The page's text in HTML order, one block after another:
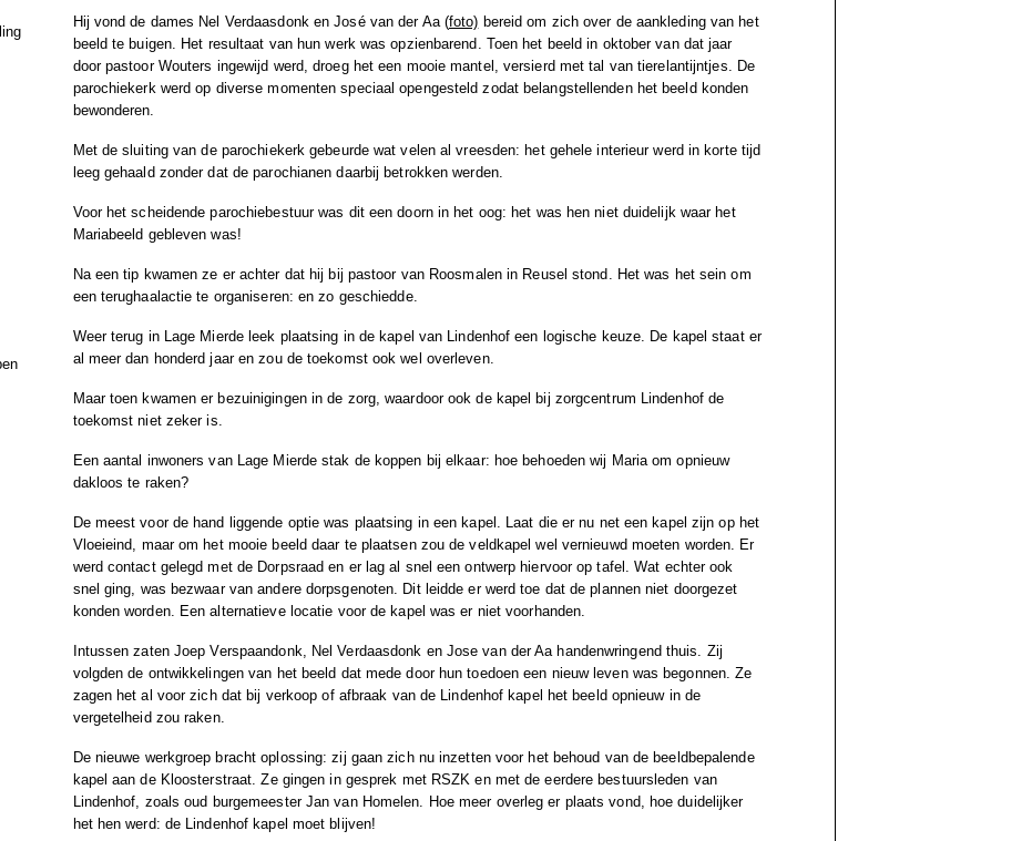
Hij vond de dames Nel Verdaasdonk en José van der Aa (foto) bereid om zich over de aankleding van het
beeld te buigen. Het resultaat van hun werk was opzienbarend. Toen het beeld in oktober van dat jaar
door pastoor Wouters ingewijd werd, droeg het een mooie mantel, versierd met tal van tierelantijntjes. De
parochiekerk werd op diverse momenten speciaal opengesteld zodat belangstellenden het beeld konden
bewonderen.
Met de sluiting van de parochiekerk gebeurde wat velen al vreesden: het gehele interieur werd in korte tijd
leeg gehaald zonder dat de parochianen daarbij betrokken werden.
Voor het scheidende parochiebestuur was dit een doorn in het oog: het was hen niet duidelijk waar het
Mariabeeld gebleven was!
Na een tip kwamen ze er achter dat hij bij pastoor van Roosmalen in Reusel stond. Het was het sein om
een terughaalactie te organiseren: en zo geschiedde.
Weer terug in Lage Mierde leek plaatsing in de kapel van Lindenhof een logische keuze. De kapel staat er
al meer dan honderd jaar en zou de toekomst ook wel overleven.
Maar toen kwamen er bezuinigingen in de zorg, waardoor ook de kapel bij zorgcentrum Lindenhof de
toekomst niet zeker is.
Een aantal inwoners van Lage Mierde stak de koppen bij elkaar: hoe behoeden wij Maria om opnieuw
dakloos te raken?
De meest voor de hand liggende optie was plaatsing in een kapel. Laat die er nu net een kapel zijn op het
Vloeieind, maar om het mooie beeld daar te plaatsen zou de veldkapel wel vernieuwd moeten worden. Er
werd contact gelegd met de Dorpsraad en er lag al snel een ontwerp hiervoor op tafel. Wat echter ook
snel ging, was bezwaar van andere dorpsgenoten. Dit leidde er werd toe dat de plannen niet doorgezet
konden worden. Een alternatieve locatie voor de kapel was er niet voorhanden.
Intussen zaten Joep Verspaandonk, Nel Verdaasdonk en Jose van der Aa handenwringend thuis. Zij
volgden de ontwikkelingen van het beeld dat mede door hun toedoen een nieuw leven was begonnen. Ze
zagen het al voor zich dat bij verkoop of afbraak van de Lindenhof kapel het beeld opnieuw in de
vergetelheid zou raken.
De nieuwe werkgroep bracht oplossing: zij gaan zich nu inzetten voor het behoud van de beeldbepalende
kapel aan de Kloosterstraat. Ze gingen in gesprek met RSZK en met de eerdere bestuursleden van
Lindenhof, zoals oud burgemeester Jan van Homelen. Hoe meer overleg er plaats vond, hoe duidelijker
het hen werd: de Lindenhof kapel moet blijven!